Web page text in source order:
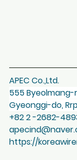
APEC Co.,Ltd.
555
Gyeonggi-do,
+82 2 -2682-
https://